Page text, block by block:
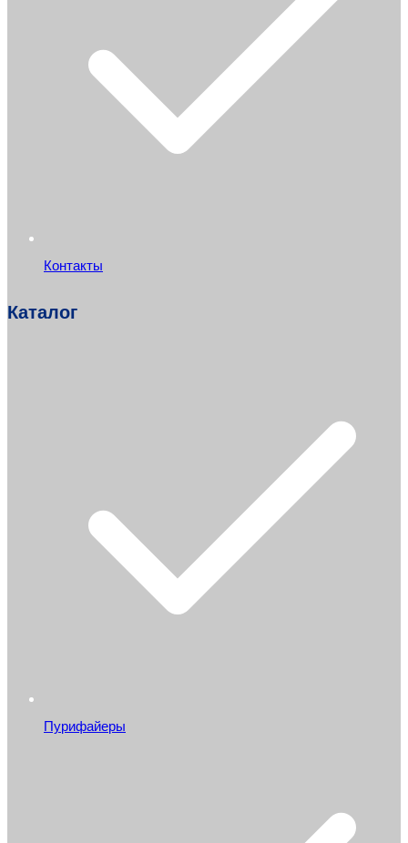
Контакты
Каталог
Пурифайеры